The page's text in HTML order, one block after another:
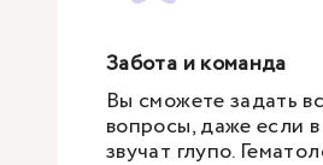
Забота и команда
Вы сможете задать
вопросы, даже если
звучат глупо.